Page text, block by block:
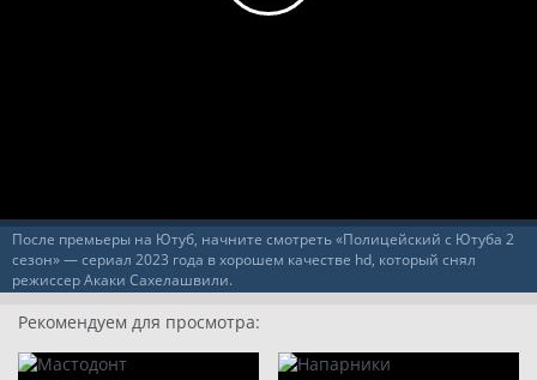
После премьеры на Ютуб, начните смотреть «Полицейский с Ютуба 2
сезон» — сериал 2023 года в хорошем качестве hd, который снял
режиссер Акаки Сахелашвили.
Рекомендуем для просмотра: